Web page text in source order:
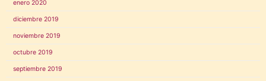
enero 2020
diciembre 2019
noviembre 2019
octubre 2019
septiembre 2019